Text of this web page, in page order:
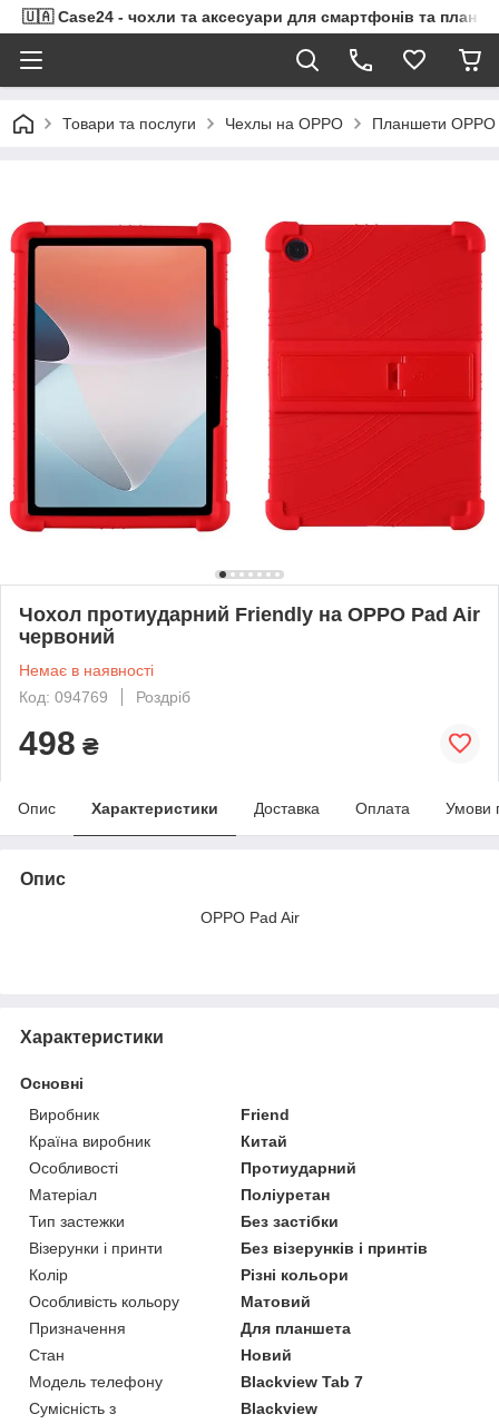
🇺🇦 Case24 - чохли та аксесуари для смартфонів та
Товари та послуги Чехлы на OPPO Планшети OPPO
Чохол протиударний Friendly на OPPO Pad Air
червоний
Немає в наявності
Код: 094769
Роздріб
498 ₴
Опис Характеристики Доставка Оплата Умови
Опис
OPPO Pad Air
Характеристики
Основні
Виробник
Friend
Країна виробник
Китай
Особливості
Протиударний
Матеріал
Поліуретан
Тип застежки
Без застібки
Візерунки і принти
Без візерунків і принтів
Колір
Різні кольори
Особливість кольору
Матовий
Призначення
Для планшета
Стан
Новий
Модель телефону
Blackview Tab 7
Сумісність з
Blackview